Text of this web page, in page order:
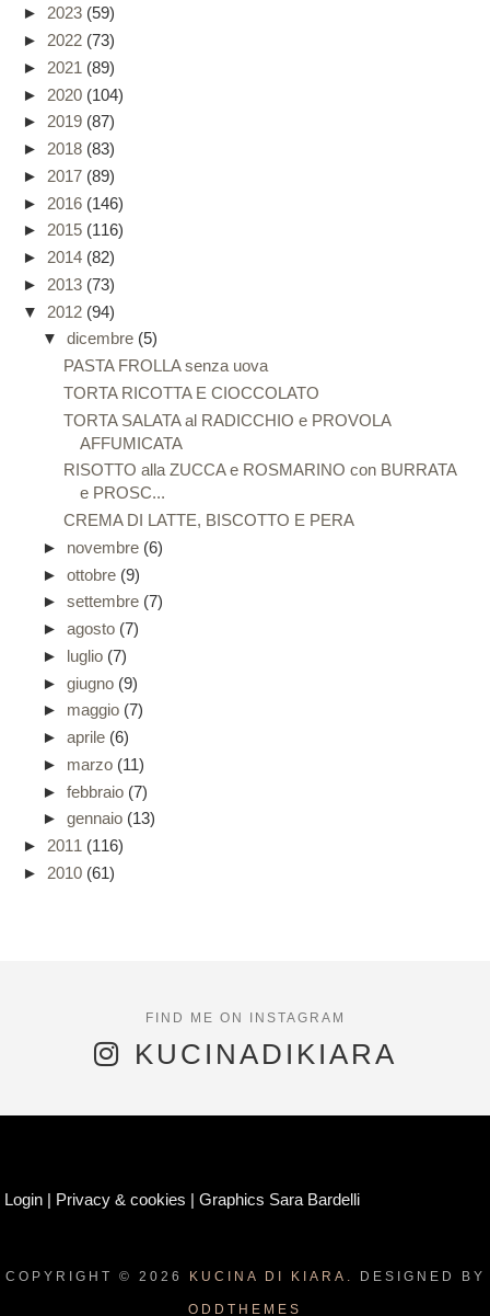
► 2023 (59)
► 2022 (73)
► 2021 (89)
► 2020 (104)
► 2019 (87)
► 2018 (83)
► 2017 (89)
► 2016 (146)
► 2015 (116)
► 2014 (82)
► 2013 (73)
▼ 2012 (94)
▼ dicembre (5)
PASTA FROLLA senza uova
TORTA RICOTTA E CIOCCOLATO
TORTA SALATA al RADICCHIO e PROVOLA
AFFUMICATA
RISOTTO alla ZUCCA e ROSMARINO con BURRATA
e PROSC...
CREMA DI LATTE, BISCOTTO E PERA
► novembre (6)
► ottobre (9)
► settembre (7)
► agosto (7)
► luglio (7)
► giugno (9)
► maggio (7)
► aprile (6)
► marzo (11)
► febbraio (7)
► gennaio (13)
► 2011 (116)
► 2010 (61)
KUCINADIKIARA
Login | Privacy & cookies |Graphics Sara Bardelli
COPYRIGHT © 2026 KUCINA DI KIARA. DESIGNED BY
ODDTHEMES